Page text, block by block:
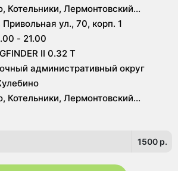
Котельники, Лермонтовский
Привольная ул., 70, корп. 1
- 21.00
II 0.32 Т
административный округ
Котельники, Лермонтовский
1500 p.